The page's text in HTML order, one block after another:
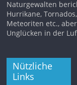
Naturgewalten
Hurrikane,
Meteoriten etc.,
Unglücken in der
Nützliche
Links